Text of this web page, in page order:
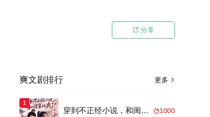
 分享
更多 
爽文剧排行
1
1000
穿到不正经小说，和闺蜜玩爽了